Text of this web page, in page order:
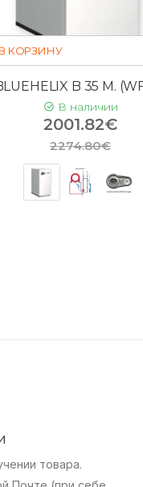
В КОРЗИНУ
B 35 M.
В наличии
2001.82€
2274.80€
товара.